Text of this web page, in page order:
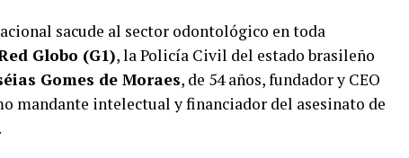
sacude al sector odontológico en toda
Globo (G1), la Policía Civil del estado brasileño
Gomes de Moraes, de 54 años, fundador y CEO
mandante intelectual y financiador del asesinato de